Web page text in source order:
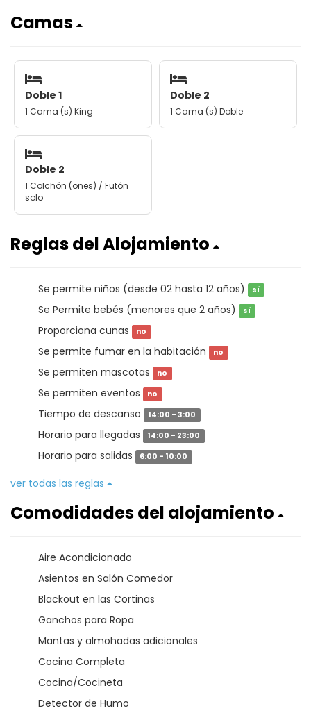
Camas
Doble 1
1 Cama (s) King
Doble 2
1 Cama (s) Doble
Doble 2
1 Colchón (ones) / Futón
solo
Reglas del Alojamiento
Se permite niños (desde 02 hasta 12 años) sí
Se Permite bebés (menores que 2 años) sí
Proporciona cunas no
Se permite fumar en la habitación no
Se permiten mascotas no
Se permiten eventos no
Tiempo de descanso 14:00 - 3:00
Horario para llegadas 14:00 - 23:00
Horario para salidas 6:00 - 10:00
ver todas las reglas
Comodidades del alojamiento
Aire Acondicionado
Asientos en Salón Comedor
Blackout en las Cortinas
Ganchos para Ropa
Mantas y almohadas adicionales
Cocina Completa
Cocina/Cocineta
Detector de Humo